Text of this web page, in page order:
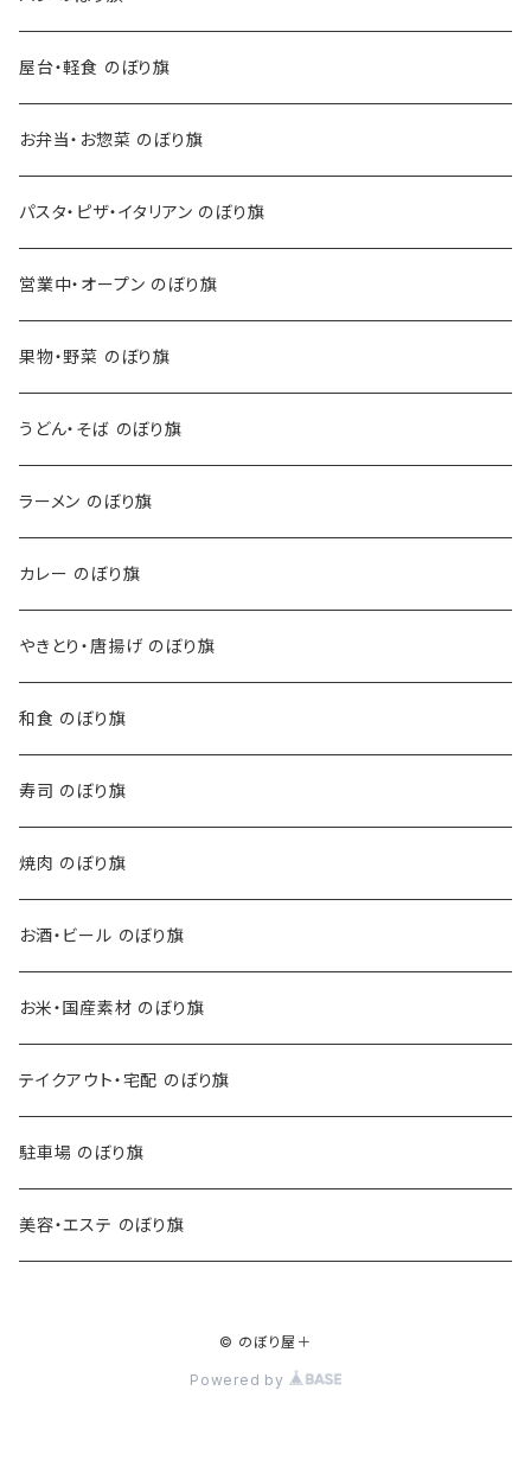
屋台・軽食 のぼり旗
お弁当・お惣菜 のぼり旗
パスタ・ピザ・イタリアン のぼり旗
営業中・オープン のぼり旗
果物・野菜 のぼり旗
うどん・そば のぼり旗
ラーメン のぼり旗
カレー のぼり旗
やきとり・唐揚げ のぼり旗
和食 のぼり旗
寿司 のぼり旗
焼肉 のぼり旗
お酒・ビール のぼり旗
お米・国産素材 のぼり旗
テイクアウト・宅配 のぼり旗
駐車場 のぼり旗
美容・エステ のぼり旗
© のぼり屋＋
Powered by